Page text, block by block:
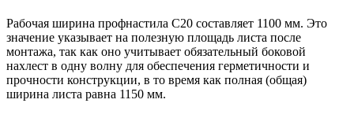
Рабочая ширина профнастила С20 составляет 1100 мм. Это
значение указывает на полезную площадь листа после
монтажа, так как оно учитывает обязательный боковой
нахлест в одну волну для обеспечения герметичности и
прочности конструкции, в то время как полная (общая)
ширина листа равна 1150 мм.